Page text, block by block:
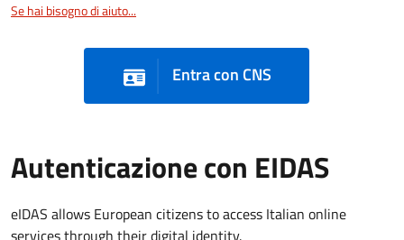
Se hai bisogno di aiuto...
Entra con CNS
Autenticazione con EIDAS
eIDAS allows European citizens to access Italian online
services through their digital identity.